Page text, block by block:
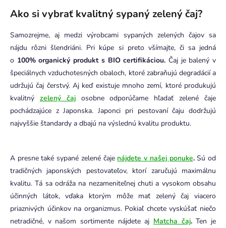
Ako si vybrať kvalitný sypaný zelený čaj?
Samozrejme, aj medzi výrobcami sypaných zelených čajov sa
nájdu rôzni šlendriáni. Pri kúpe si preto všímajte, či sa jedná
o 100% organický produkt s BIO certifikáciou. Čaj je balený v
špeciálnych vzduchotesných obaloch, ktoré zabraňujú degradácií a
udržujú čaj čerstvý. Aj keď existuje mnoho zemí, ktoré produkujú
kvalitný zelený čajosobne odporúčame hľadať zelené čaje
pochádzajúce z Japonska. Japonci pri pestovaní čaju dodržujú
najvyššie štandardy a dbajú na výslednú kvalitu produktu.
A presne také sypané zelené čaje nájdete v našej ponuke.Sú od
tradičných japonských pestovateľov, ktorí zaručujú maximálnu
kvalitu. Tá sa odráža na nezameniteľnej chuti a vysokom obsahu
účinných látok, vďaka ktorým môže mať zelený čaj viacero
priaznivých účinkov na organizmus. Pokiaľ chcete vyskúšať niečo
netradičné, v našom sortimente nájdete aj Matcha čaj.Ten je